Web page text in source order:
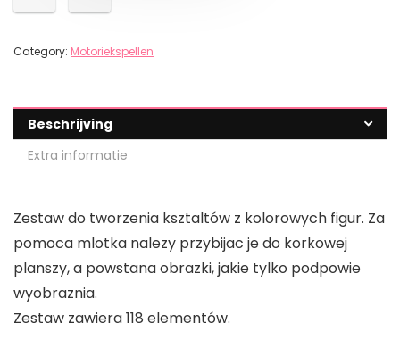
Category: Motoriekspellen
Beschrijving
Extra informatie
Zestaw do tworzenia ksztaltów z kolorowych figur. Za
pomoca mlotka nalezy przybijac je do korkowej
planszy, a powstana obrazki, jakie tylko podpowie
wyobraznia.
Zestaw zawiera 118 elementów.